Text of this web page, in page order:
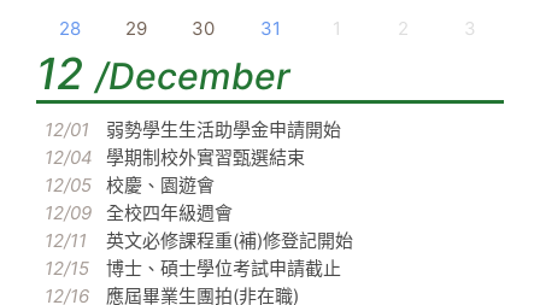
28
29 30 31 1 2 3
12 /December
12/01
弱勢學生生活助學金申請開始
12/04
學期制校外實習甄選結束
12/05
校慶、園遊會
12/09
全校四年級週會
12/11
英文必修課程重(補)修登記開始
12/15
博士、碩士學位考試申請截止
12/16
應屆畢業生團拍(非在職)